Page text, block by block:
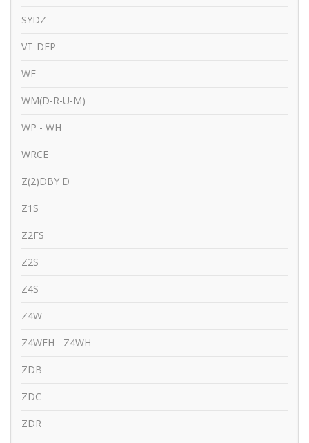
SYDZ
VT-DFP
WE
WM(D-R-U-M)
WP - WH
WRCE
Z(2)DBY D
Z1S
Z2FS
Z2S
Z4S
Z4W
Z4WEH - Z4WH
ZDB
ZDC
ZDR